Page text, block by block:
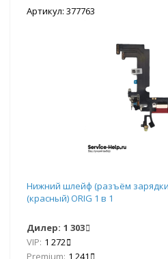
Артикул: 377763
Нижний шлейф (разъём
(красный) ORIG 1 в 1
Дилер: 1 303
VIP: 1 272
Premium: 1 241